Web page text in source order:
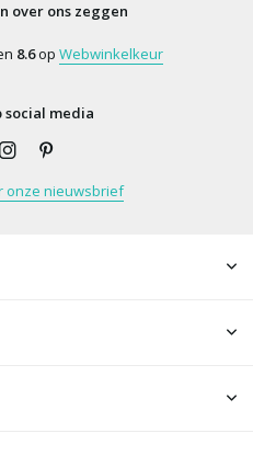
over ons zeggen
8.6op Webwinkelkeur
social media
onze nieuwsbrief